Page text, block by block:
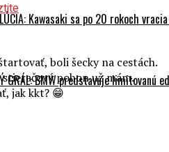
Kawasaki sa po 20 rokoch
GRÁL: BMW predstavuje
boli šecky na cestách.
pohon už mám.
jak kkt? 😁